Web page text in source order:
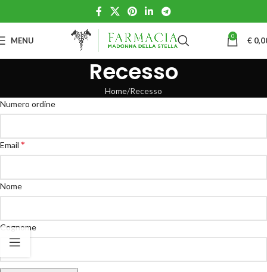
MENU 0 €
Recesso
Home Recesso
Numero ordine
Email *
Email
(ripetere)*
Nome
Cognome